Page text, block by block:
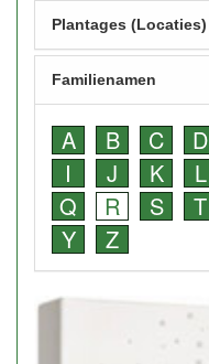
Plantages (Locaties)
Familienamen
A B C D
I
J K L
Q
R S T
Y
Z